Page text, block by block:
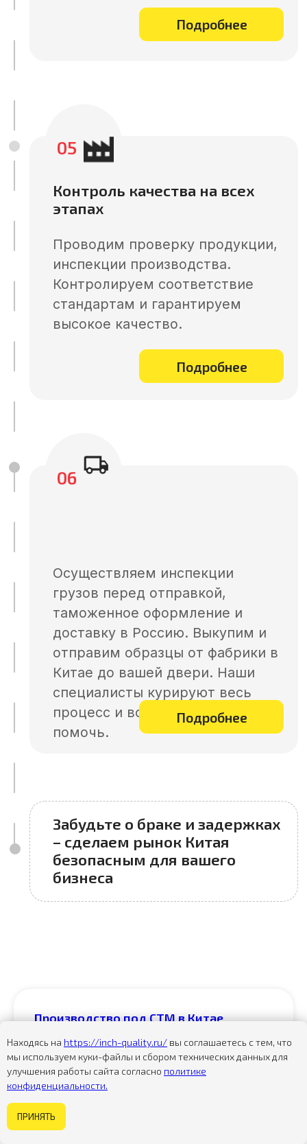
Производство под СТМ в Китае
Разбираем, как запустить производство под
собственной торговой маркой (СТМ) в Китае:
поиск фабрики, контроль качества, упаковка и
доставка. Опыт INCH, таблица этапов и реальные
Читать
Находясь на https://inch-quality.ru/ вы соглашаетесь с тем, что
мы используем куки-файлы и сбором технических данных для
улучшения работы сайта согласно политике
конфиденциальности.
ПРИНЯТЬ